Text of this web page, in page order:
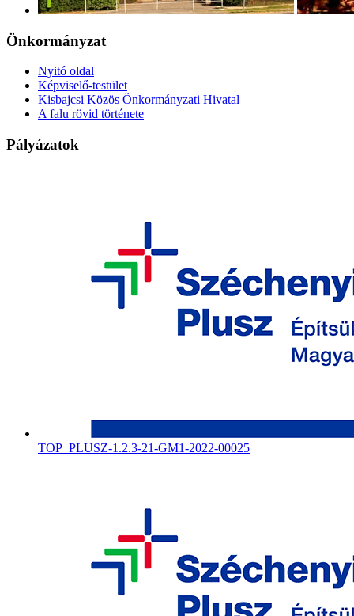
Önkormányzat
Nyitó oldal
Képviselő-testület
Kisbajcsi Közös Önkormányzati Hivatal
A falu rövid története
Pályázatok
TOP_PLUSZ-1.2.3-21-GM1-2022-00025